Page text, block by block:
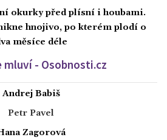
okurky před plísní i houbami.
hnojivo, po kterém plodí o
měsíce déle
mluví - Osobnosti.cz
Andrej Babiš
Petr Pavel
Zagorová